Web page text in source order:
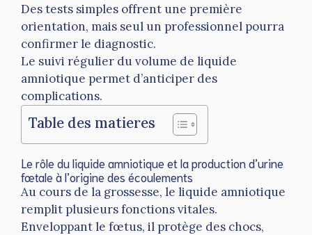
Des tests simples offrent une première
orientation, mais seul un professionnel pourra
confirmer le diagnostic.
Le suivi régulier du volume de liquide
amniotique permet d’anticiper des
complications.
Table des matieres
Le rôle du liquide amniotique et la production d’urine
fœtale à l’origine des écoulements
Au cours de la grossesse, le liquide amniotique
remplit plusieurs fonctions vitales.
Enveloppant le fœtus, il protège des chocs,